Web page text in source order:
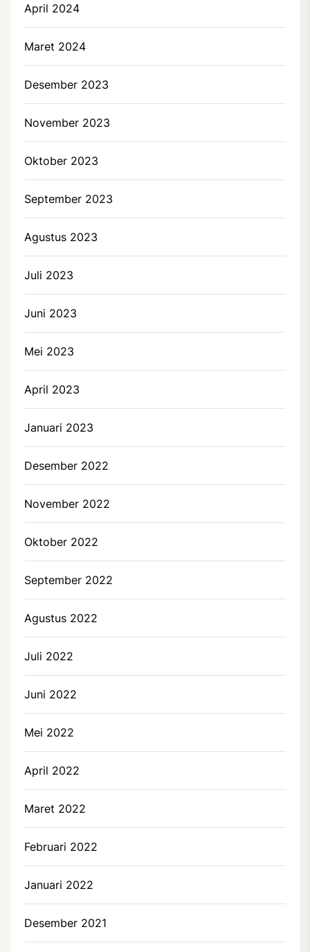
April 2024
Maret 2024
Desember 2023
November 2023
Oktober 2023
September 2023
Agustus 2023
Juli 2023
Juni 2023
Mei 2023
April 2023
Januari 2023
Desember 2022
November 2022
Oktober 2022
September 2022
Agustus 2022
Juli 2022
Juni 2022
Mei 2022
April 2022
Maret 2022
Februari 2022
Januari 2022
Desember 2021